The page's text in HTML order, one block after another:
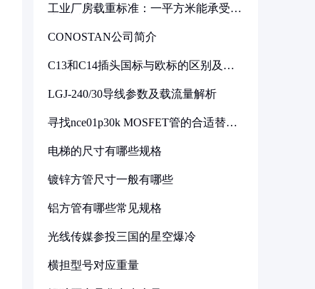
工业厂房载重标准：一平方米能承受多
CONOSTAN公司简介
C13和C14插头国标与欧标的区别及其
LGJ-240/30导线参数及载流量解析
寻找nce01p30k MOSFET管的合适替代
电梯的尺寸有哪些规格
镀锌方管尺寸一般有哪些
铝方管有哪些常见规格
光线传媒参投三国的星空爆冷
横担型号对应重量